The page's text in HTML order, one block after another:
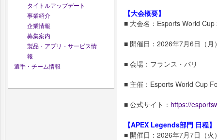
タイトルアップデート
事業紹介
企業情報
募集案内
製品・アプリ・サービス情
報
選手・チーム情報
【大会概要】
■ 大会名：Esports World Cup
■ 開催日：2026年7月6日（月
■ 会場：フランス・パリ
■ 主催：Esports World Cup
■ 公式サイト： https://
【APEX Legends部門 日程】
■ 開催日：2026年7月7日（火